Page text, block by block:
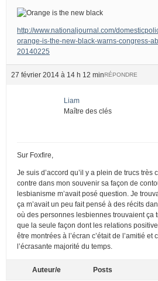
http://www.nationaljournal.com/
orange-is-the-new-black-warns-congress-
20140225
27 février 2014 à 14 h 12 minRÉPONDRE
Liam
Maître des clés
Sur Foxfire,
Je suis d’accord qu’il y a plein de trucs très
contre dans mon souvenir sa façon de
lesbianisme m’avait posé question. Je
ça m’avait un peu fait pensé à des récits
où des personnes lesbiennes trouvaient ça
que la seule façon dont les relations
être montrées à l’écran c’était de l’amitié et
l’écrasante majorité du temps.
Auteur/e Posts